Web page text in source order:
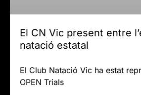
El CN Vic present entre
natació estatal
El Club Natació Vic ha estat
OPEN Trials